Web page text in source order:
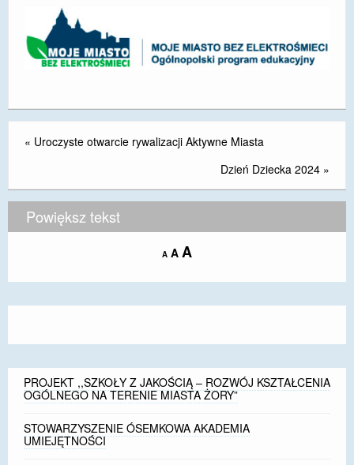
RODO
EGZAMIN ÓSMOKLASISTY
PROJEKT ,,SZKOŁY Z JAKOŚCIĄ – ROZWÓJ
KSZTAŁCENIA OGÓLNEGO NA TERENIE MIASTA
ŻORY”
mLegitymacja
« Uroczyste otwarcie rywalizacji Aktywne Miasta
Dzień Dziecka 2024 »
Powiększ tekst
A Decrease
size.
A Reset
size.
AIncrease
size.
PROJEKT ,,SZKOŁY Z JAKOŚCIĄ – ROZWÓJ KSZTAŁCENIA
OGÓLNEGO NA TERENIE MIASTA ŻORY”
STOWARZYSZENIE ÓSEMKOWA AKADEMIA
UMIEJĘTNOŚCI